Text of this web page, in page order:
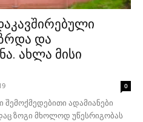
და
ახლა მისი
0
ადამიანები
ზოგი მხოლოდ უწესრიგობას